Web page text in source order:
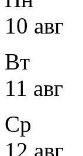
10 авг
Вт
11 авг
Ср
12 авг